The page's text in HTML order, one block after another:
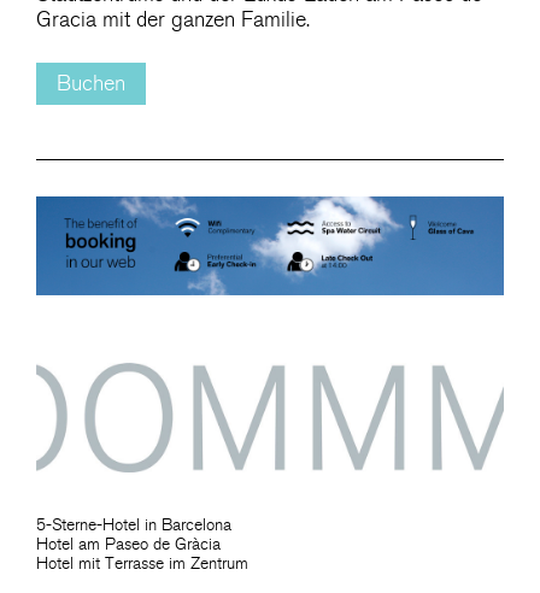
Gracia mit der ganzen Familie.
Buchen
5-Sterne-Hotel in Barcelona
Hotel am Paseo de Gràcia
Hotel mit Terrasse im Zentrum